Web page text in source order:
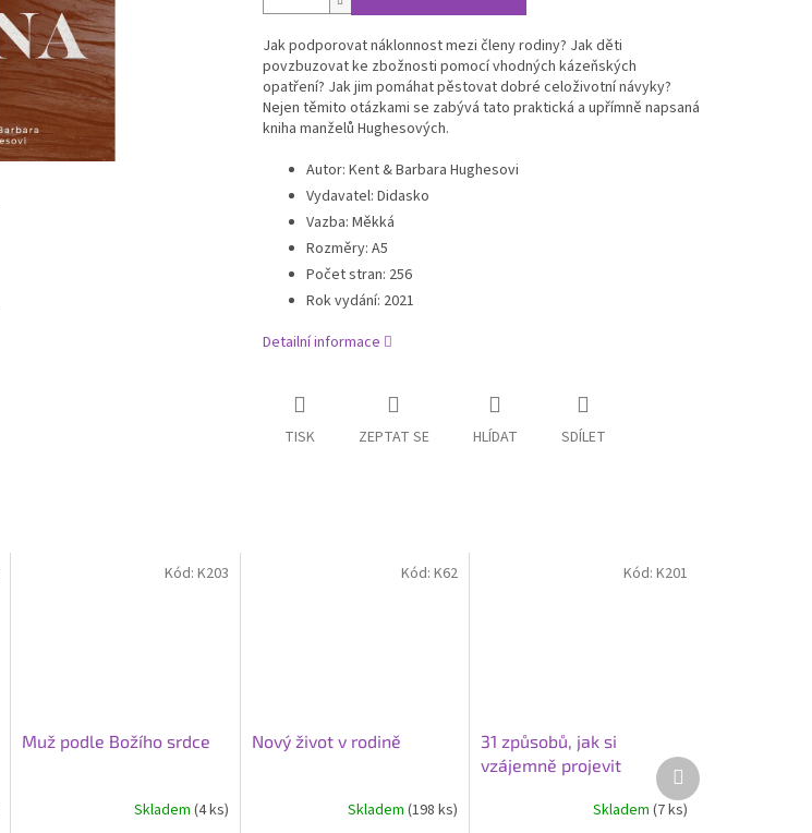
Jak podporovat náklonnost mezi členy rodiny? Jak děti
povzbuzovat ke zbožnosti pomocí vhodných kázeňských
opatření? Jak jim pomáhat pěstovat dobré celoživotní návyky?
Nejen těmito otázkami se zabývá tato praktická a upřímně napsaná
kniha manželů Hughesových.
Autor: Kent & Barbara Hughesovi
Vydavatel: Didasko
Vazba: Měkká
Rozměry: A5
Počet stran: 256
Rok vydání: 2021
Detailní informace
TISK ZEPTAT SE HLÍDAT SDÍLET
Muž podle Božího srdce
Skladem (4 ks)
Kód: K203
Nový život v rodině
Skladem(198 ks)
Kód:K62
31 způsobů, jak si
vzájemně projevit
Skladem (7 ks)
Kód: K201
Další
produkt